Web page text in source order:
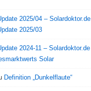
2025/04 – Solardoktor.de
2025/03
2024-11 – Solardoktor.de
Solar
Definition „Dunkelflaute“